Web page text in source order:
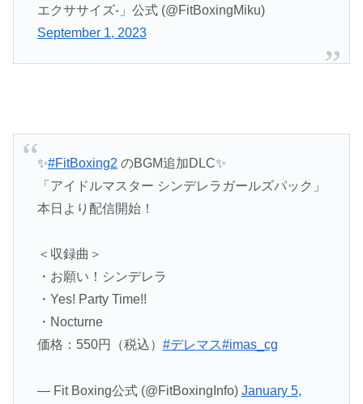
エクササイズ-」公式 (@FitBoxingMiku)
September 1, 2023
✨#FitBoxing2 のBGM追加DLC✨
「アイドルマスター シンデレラガールズパック」
本日より配信開始！
＜収録曲＞
・お願い！シンデレラ
・Yes! Party Time!!
・Nocturne
価格：550円（税込） #デレマス#imas_cg
— Fit Boxing公式 (@FitBoxingInfo) January 5,